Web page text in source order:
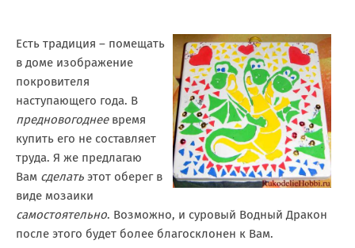
Есть традиция – помещать
в доме изображение
покровителя
наступающего года. В
предновогоднее время
купить его не составляет
труда. Я же предлагаю
Вам сделать этот оберег в
виде мозаики
самостоятельно. Возможно, и суровый Водный Дракон
после этого будет более благосклонен к Вам.